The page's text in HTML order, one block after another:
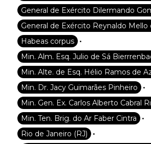
General de Exército Dilermando
General de Exército Reynaldo Mello
Habeas corpus •
Min. Alm. Esq. Julio de Sá
Min. Alte. de Esq. Hélio Ramos de
Min. Dr. Jacy Guimarães Pinheiro •
Min. Gen. Ex. Carlos Alberto Cabral
Min. Ten. Brig. do Ar Faber Cintra •
Rio de Janeiro (RJ) •